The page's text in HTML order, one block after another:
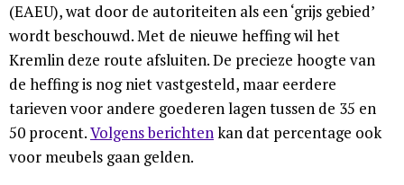
(EAEU), wat door de autoriteiten als een ‘grijs gebied’
wordt beschouwd. Met de nieuwe heffing wil het
Kremlin deze route afsluiten. De precieze hoogte van
de heffing is nog niet vastgesteld, maar eerdere
tarieven voor andere goederen lagen tussen de 35 en
50 procent.Volgens berichtenkan dat percentage ook
voor meubels gaan gelden.